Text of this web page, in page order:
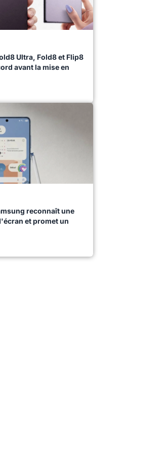
Ultra, Fold8 et Flip8
avant la mise en
reconnaît une
et promet un